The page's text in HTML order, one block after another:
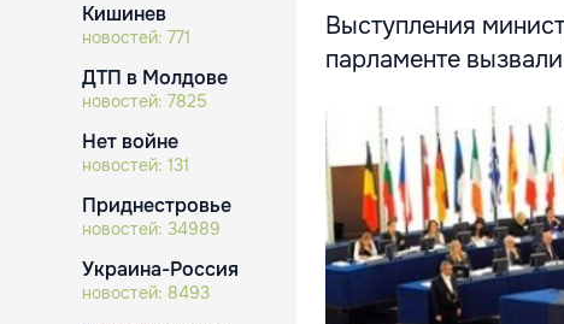
Кишинев
новостей: 771
ДТП в Молдове
новостей: 7825
Нет войне
новостей: 131
Приднестровье
новостей: 34989
Украина-Россия
новостей: 8493
Выступления
парламенте